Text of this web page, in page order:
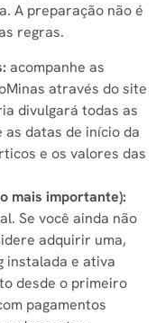
A preparação não é
regras.
acompanhe as
através do site
divulgará todas as
datas de início da
e os valores das
mais importante):
Se você ainda não
adquirir uma,
instalada e ativa
desde o primeiro
pagamentos